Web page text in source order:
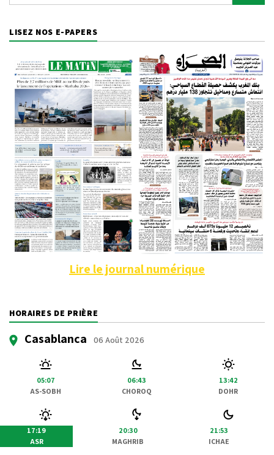
LISEZ NOS E-PAPERS
Lire le journal numérique
HORAIRES DE PRIÈRE
Casablanca 06 Août 2026
05:07
AS-SOBH
06:43
CHOROQ
13:42
DOHR
17:19
ASR
20:30
MAGHRIB
21:53
ICHAE